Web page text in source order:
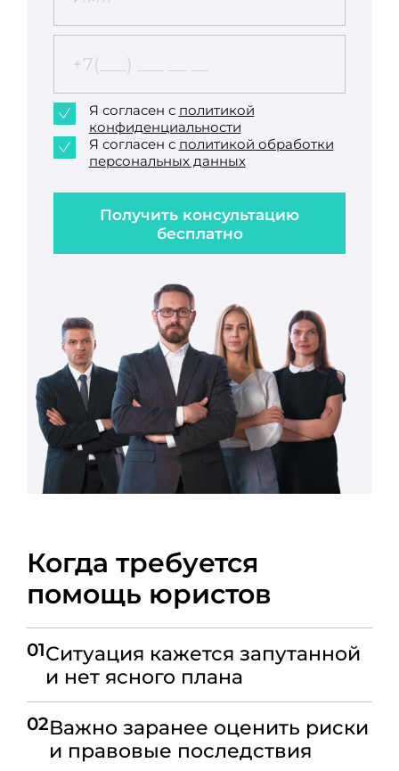
Получить консультацию
бесплатно
Я согласен с политикой
конфиденциальности
Я согласен с политикой обработки
персональных данных
Когда требуется
помощь юристов
01Ситуация кажется запутанной
и нет ясного плана
02Важно заранее оценить риски
и правовые последствия